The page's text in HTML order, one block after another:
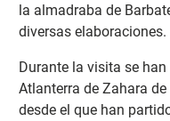
la almadraba de
diversas elaboraciones.
Durante la visita se
Atlanterra de Zahara
desde el que han